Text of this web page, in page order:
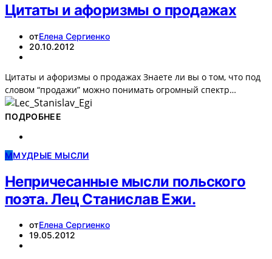
Цитаты и афоризмы о продажах
отЕлена Сергиенко
20.10.2012
Цитаты и афоризмы о продажах Знаете ли вы о том, что под
словом “продажи” можно понимать огромный спектр…
ПОДРОБНЕЕ
ММУДРЫЕ МЫСЛИ
Непричесанные мысли польского
поэта. Лец Станислав Ежи.
отЕлена Сергиенко
19.05.2012